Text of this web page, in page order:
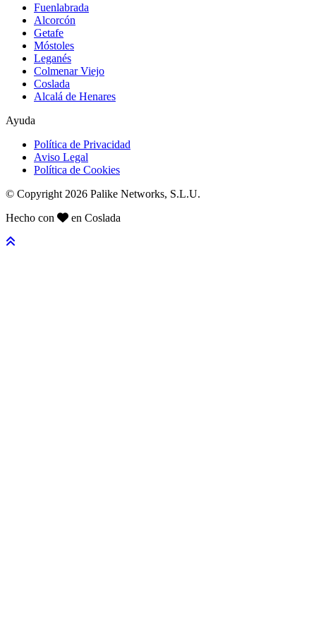
Fuenlabrada
Alcorcón
Getafe
Móstoles
Leganés
Colmenar Viejo
Coslada
Alcalá de Henares
Ayuda
Política de Privacidad
Aviso Legal
Política de Cookies
© Copyright 2026 Palike Networks, S.L.U.
Hecho con
en Coslada